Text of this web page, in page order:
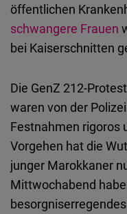
öffentlichen
schwangere Frauen
bei Kaiserschnitten
Die GenZ 212-
waren von der
Festnahmen rigoros
Vorgehen hat die
junger Marokkaner
Mittwochabend